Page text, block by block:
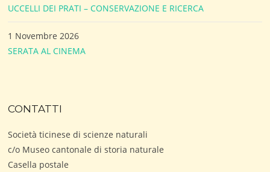
UCCELLI DEI PRATI – CONSERVAZIONE E RICERCA
1 Novembre 2026
SERATA AL CINEMA
CONTATTI
Società ticinese di scienze naturali
c/o Museo cantonale di storia naturale
Casella postale